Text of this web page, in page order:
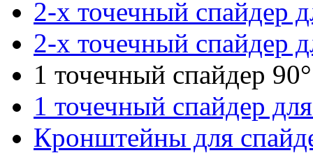
2-х точечный спайдер
2-х точечный спайдер
1 точечный спайдер
1 точечный спайдер
Кронштейны для